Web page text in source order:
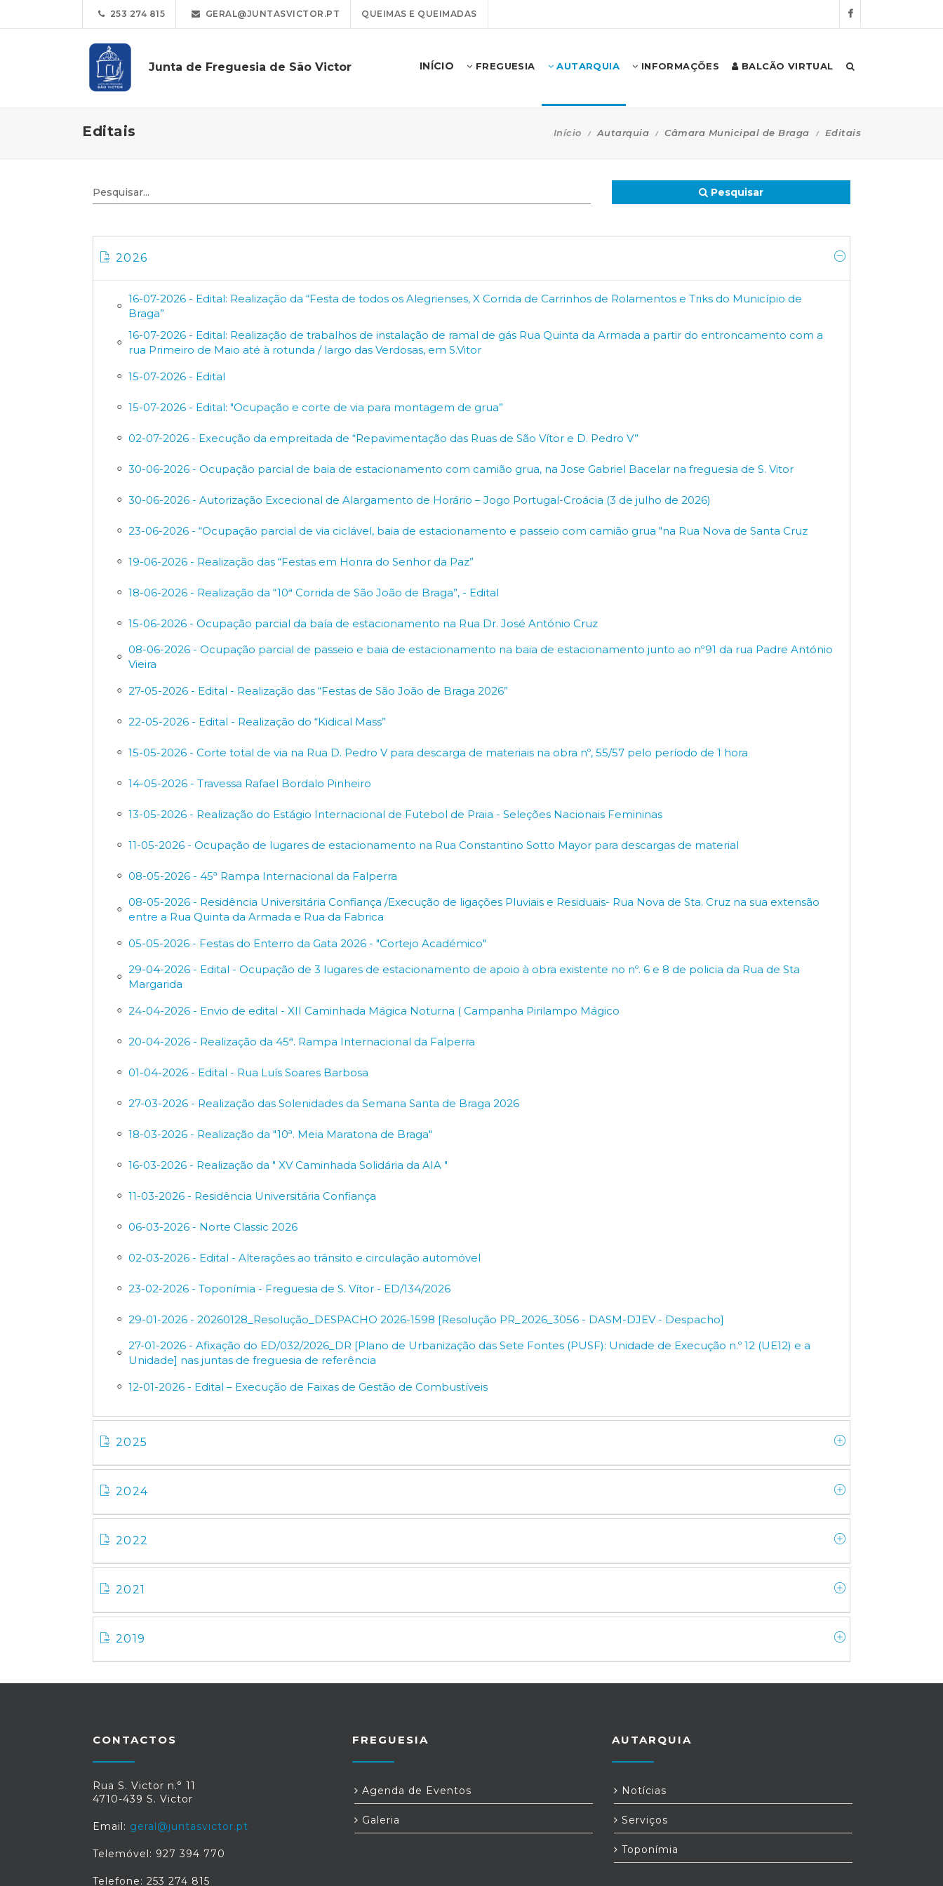
253 274 815 GERAL@JUNTASVICTOR.PT QUEIMAS E QUEIMADAS
Junta de Freguesia de São Victor INÍCIO FREGUESIA AUTARQUIA INFORMAÇÕES BALCÃO VIRTUAL
Editais Início Autarquia Câmara Municipal de Braga Editais
Pesquisar
2026
16-07-2026 - Edital: Realização da “Festa de todos os Alegrienses, X Corrida de Carrinhos de Rolamentos e Triks do Município de
Braga”
16-07-2026 - Edital: Realização de trabalhos de instalação de ramal de gás Rua Quinta da Armada a partir do entroncamento com a
rua Primeiro de Maio até à rotunda / largo das Verdosas, em S.Vitor
15-07-2026 - Edital
15-07-2026 - Edital: "Ocupação e corte de via para montagem de grua”
02-07-2026 - Execução da empreitada de “Repavimentação das Ruas de São Vítor e D. Pedro V”
30-06-2026 - Ocupação parcial de baia de estacionamento com camião grua, na Jose Gabriel Bacelar na freguesia de S. Vitor
30-06-2026 - Autorização Excecional de Alargamento de Horário – Jogo Portugal-Croácia (3 de julho de 2026)
23-06-2026 - “Ocupação parcial de via ciclável, baia de estacionamento e passeio com camião grua "na Rua Nova de Santa Cruz
19-06-2026 - Realização das “Festas em Honra do Senhor da Paz”
18-06-2026 - Realização da “10ª Corrida de São João de Braga”, - Edital
15-06-2026 - Ocupação parcial da baía de estacionamento na Rua Dr. José António Cruz
08-06-2026 - Ocupação parcial de passeio e baia de estacionamento na baia de estacionamento junto ao nº91 da rua Padre António
Vieira
27-05-2026 - Edital - Realização das “Festas de São João de Braga 2026”
22-05-2026 - Edital - Realização do “Kidical Mass”
15-05-2026 - Corte total de via na Rua D. Pedro V para descarga de materiais na obra nº, 55/57 pelo período de 1 hora
14-05-2026 - Travessa Rafael Bordalo Pinheiro
13-05-2026 - Realização do Estágio Internacional de Futebol de Praia - Seleções Nacionais Femininas
11-05-2026 - Ocupação de lugares de estacionamento na Rua Constantino Sotto Mayor para descargas de material
08-05-2026 - 45ª Rampa Internacional da Falperra
08-05-2026 - Residência Universitária Confiança /Execução de ligações Pluviais e Residuais- Rua Nova de Sta. Cruz na sua extensão
entre a Rua Quinta da Armada e Rua da Fabrica
05-05-2026 - Festas do Enterro da Gata 2026 - "Cortejo Académico"
29-04-2026 - Edital - Ocupação de 3 lugares de estacionamento de apoio à obra existente no nº. 6 e 8 de policia da Rua de Sta
Margarida
24-04-2026 - Envio de edital - XII Caminhada Mágica Noturna ( Campanha Pirilampo Mágico
20-04-2026 - Realização da 45ª. Rampa Internacional da Falperra
01-04-2026 - Edital - Rua Luís Soares Barbosa
27-03-2026 - Realização das Solenidades da Semana Santa de Braga 2026
18-03-2026 - Realização da "10ª. Meia Maratona de Braga"
16-03-2026 - Realização da " XV Caminhada Solidária da AIA "
11-03-2026 - Residência Universitária Confiança
06-03-2026 - Norte Classic 2026
02-03-2026 - Edital - Alterações ao trânsito e circulação automóvel
23-02-2026 - Toponímia - Freguesia de S. Vítor - ED/134/2026
29-01-2026 - 20260128_Resolução_DESPACHO 2026-1598 [Resolução PR_2026_3056 - DASM-DJEV - Despacho]
27-01-2026 - Afixação do ED/032/2026_DR [Plano de Urbanização das Sete Fontes (PUSF): Unidade de Execução n.º 12 (UE12) e a
Unidade] nas juntas de freguesia de referência
12-01-2026 - Edital – Execução de Faixas de Gestão de Combustíveis
2025
2024
2022
2021
2019
CONTACTOS
Rua S. Victor n.° 11
4710-439 S. Victor
Email: geral@juntasvictor.pt
Telemóvel: 927 394 770
Telefone: 253 274 815
FREGUESIA
Agenda de Eventos
Galeria
AUTARQUIA
Notícias
Serviços
Toponímia